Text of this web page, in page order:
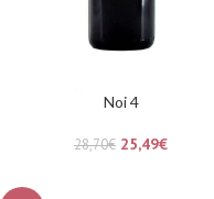
Noi 4
28,70€ 25,49€